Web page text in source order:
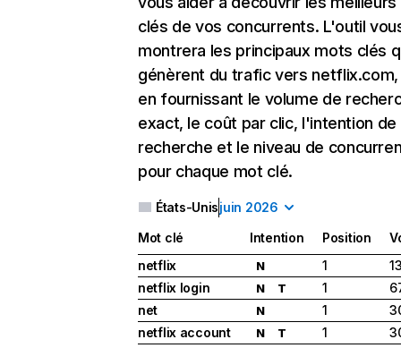
clés de vos concurrents. L'outil
montrera les principaux mots clés
génèrent du trafic vers
en fournissant le volume de
exact, le coût par clic, l'intention de
recherche et le niveau de
pour chaque mot clé.
États-Unisjuin 2026
Mot clé Intention Position
netflix
N 1
netflix login
N T 1
net
N 1
netflix account
N T 1